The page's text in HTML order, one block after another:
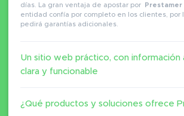
días. La gran ventaja de apostar por
Prestamer
entidad confía por completo en los clientes, por
pedirá garantías adicionales.
Un sitio web práctico, con información
clara y funcionable
¿Qué productos y soluciones ofrece